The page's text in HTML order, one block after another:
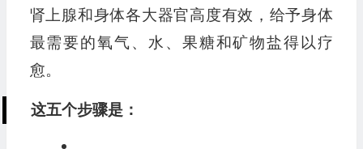
肾上腺和身体各大器官高度有效，给予身体
最需要的氧气、水、果糖和矿物盐得以疗
愈。
这五个步骤是：